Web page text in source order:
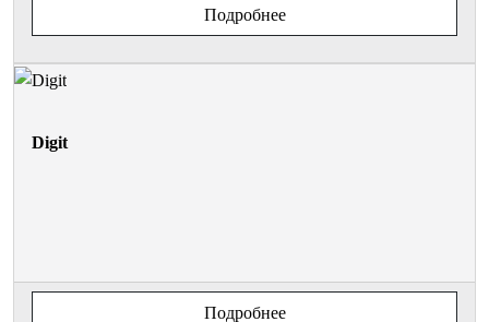
Подробнее
Digit
Подробнее